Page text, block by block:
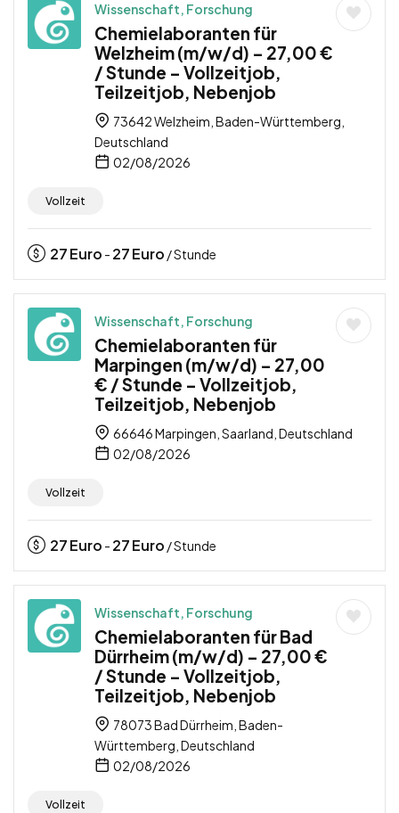
Wissenschaft, Forschung
Chemielaboranten für
Welzheim (m/w/d) – 27,00 €
/ Stunde – Vollzeitjob,
Teilzeitjob, Nebenjob
73642 Welzheim, Baden-Württemberg,
Deutschland
02/08/2026
Vollzeit
27Euro - 27Euro / Stunde
Wissenschaft, Forschung
Chemielaboranten für
Marpingen (m/w/d) – 27,00
€ / Stunde – Vollzeitjob,
Teilzeitjob, Nebenjob
66646 Marpingen, Saarland, Deutschland
02/08/2026
Vollzeit
27Euro - 27Euro / Stunde
Wissenschaft, Forschung
Chemielaboranten für Bad
Dürrheim (m/w/d) – 27,00 €
/ Stunde – Vollzeitjob,
Teilzeitjob, Nebenjob
78073 Bad Dürrheim, Baden-
Württemberg, Deutschland
02/08/2026
Vollzeit